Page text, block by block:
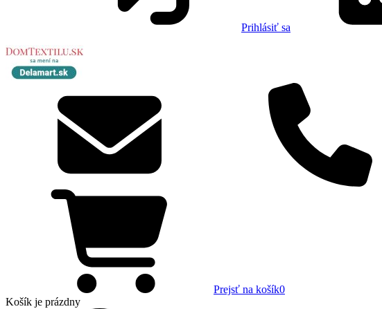
Prihlásiť sa
Prejsť na košík0
Košík je prázdny